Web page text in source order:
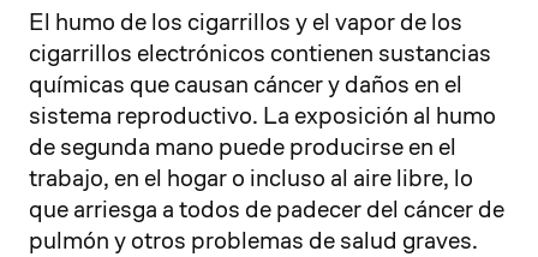
19 20
El humo de los cigarrillos y el vapor de los
cigarrillos electrónicos contienen sustancias
químicas que causan cáncer y daños en el
sistema reproductivo. La exposición al humo
de segunda mano puede producirse en el
trabajo, en el hogar o incluso al aire libre, lo
que arriesga a todos de padecer del cáncer de
pulmón y otros problemas de salud graves.